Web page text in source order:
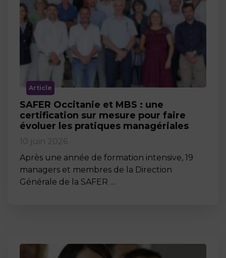
Article
SAFER Occitanie et MBS : une
certification sur mesure pour faire
évoluer les pratiques managériales
10 juin 2026
Après une année de formation intensive, 19
managers et membres de la Direction
Générale de la SAFER …